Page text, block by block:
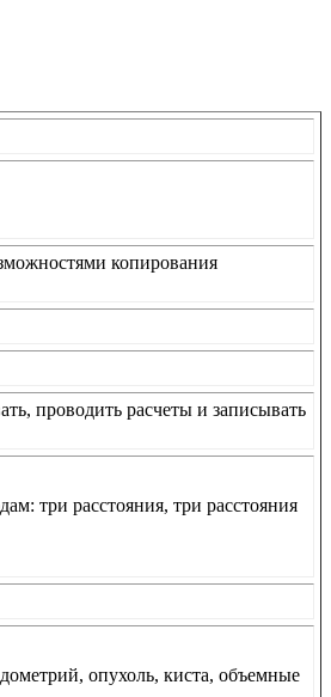
копирования
проводить расчеты и записывать
три расстояния, три расстояния
опухоль, киста, объемные